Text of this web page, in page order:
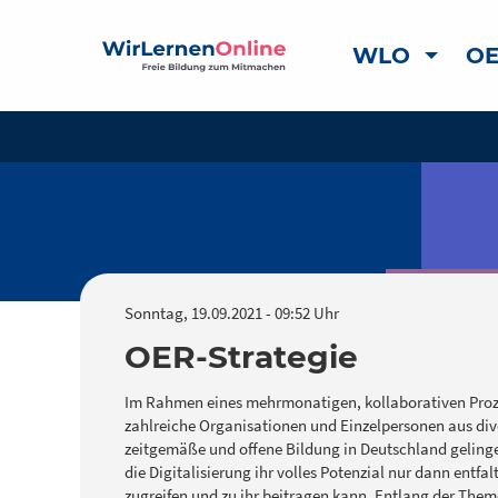
WLO
Sonntag, 19.09.2021 - 09:52 Uhr
OER-Strategie
Im Rahmen eines mehrmonatigen, kollaborativen
zahlreiche Organisationen und Einzelpersonen aus
zeitgemäße und offene Bildung in Deutschland
die Digitalisierung ihr volles Potenzial nur dann